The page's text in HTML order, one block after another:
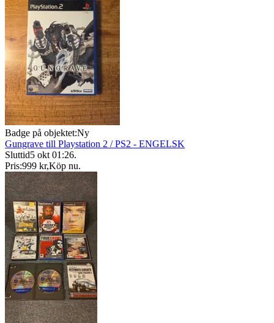
Badge på objektet:Ny
Gungrave till Playstation 2 / PS2 - ENGELSK
Sluttid5 okt 01:26.
Pris:999 kr,Köp nu.